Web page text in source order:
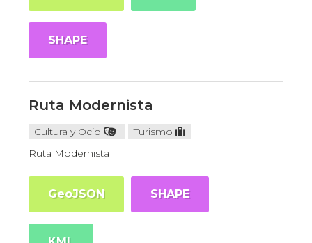
SHAPE
Ruta Modernista
Cultura y Ocio
Turismo
Ruta Modernista
GeoJSON SHAPE